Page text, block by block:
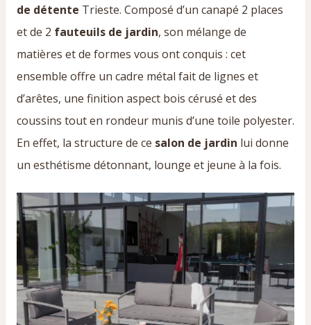
de détente Trieste. Composé d’un canapé 2 places
et de 2 fauteuils de jardin, son mélange de
matières et de formes vous ont conquis : cet
ensemble offre un cadre métal fait de lignes et
d’arêtes, une finition aspect bois cérusé et des
coussins tout en rondeur munis d’une toile polyester.
En effet, la structure de ce salon de jardin lui donne
un esthétisme détonnant, lounge et jeune à la fois.